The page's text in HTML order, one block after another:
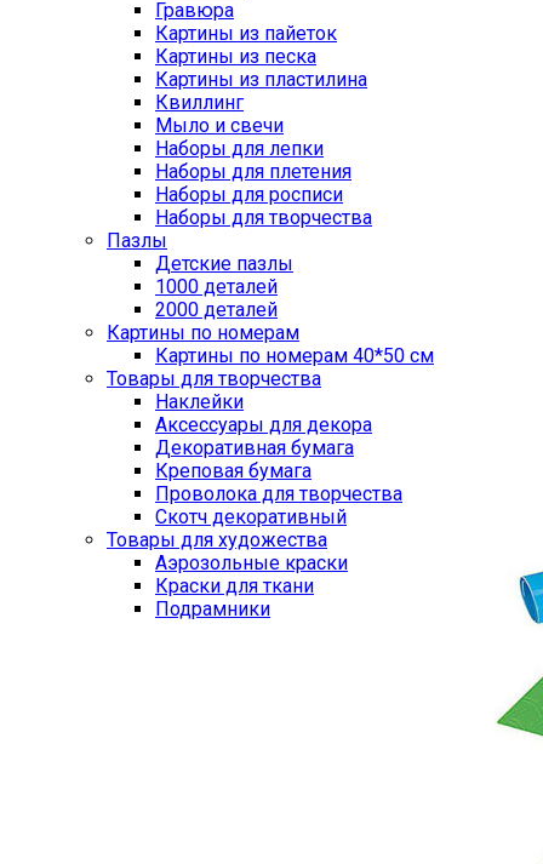
Гравюра
Картины из пайеток
Картины из песка
Картины из пластилина
Квиллинг
Мыло и свечи
Наборы для лепки
Наборы для плетения
Наборы для росписи
Наборы для творчества
Пазлы
Детские пазлы
1000 деталей
2000 деталей
Картины по номерам
Картины по номерам 40*50 см
Товары для творчества
Наклейки
Аксессуары для декора
Декоративная бумага
Креповая бумага
Проволока для творчества
Скотч декоративный
Товары для художества
Аэрозольные краски
Краски для ткани
Подрамники